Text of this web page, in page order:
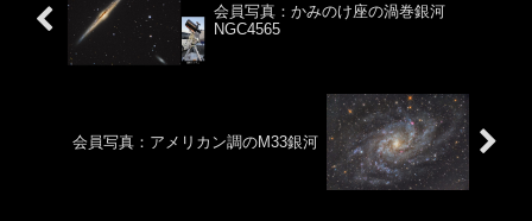
会員写真：かみのけ座の渦巻銀河
NGC4565
会員写真：アメリカン調のM33銀河